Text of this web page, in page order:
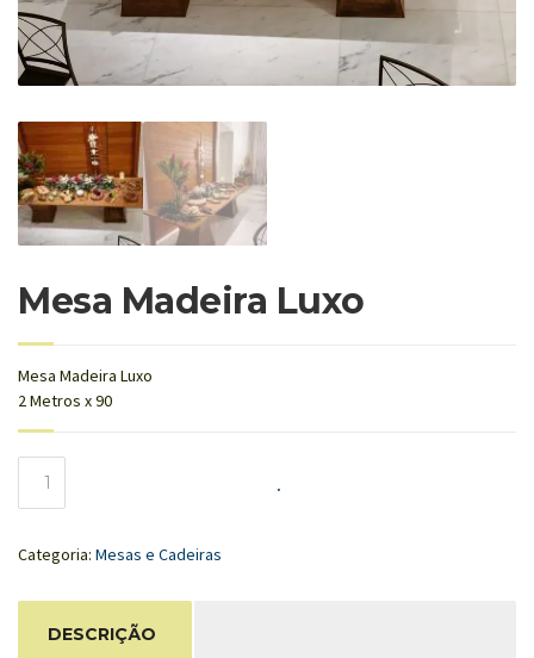
Mesa Madeira Luxo
Mesa Madeira Luxo
2 Metros x 90
Madeira
.
Categoria: Mesas e Cadeiras
DESCRIÇÃO